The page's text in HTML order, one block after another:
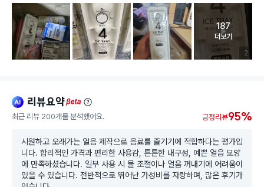
리뷰 이
2
고객 리뷰
187
더보기
ai 리뷰요약beta
최근 리뷰 200개를 분석했어요. 긍정리뷰95%
시원하고 오래가는 얼음 제작으로 음료를 즐기기에 적합하다는 평가입
니다. 합리적인 가격과 편리한 사용감, 튼튼한 내구성, 예쁜 얼음 모양
에 만족하셨습니다. 일부 사용 시 물 조절이나 얼음 꺼내기에 어려움이
있을 수 있습니다. 전반적으로 뛰어난 가성비를 자랑하며, 많은 후기가